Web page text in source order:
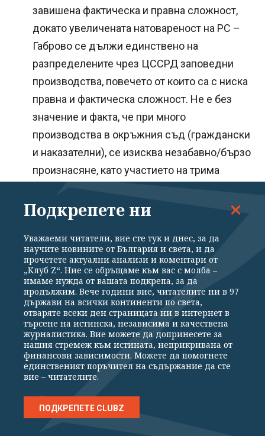
завишена фактическа и правна сложност,
докато увеличената натовареност на РС –
Габрово се дължи единствено на
разпределените чрез ЦССРД заповедни
производства, повечето от които са с ниска
правна и фактическа сложност. Не е без
значение и факта, че при много
производства в окръжния съд (граждански
и наказателни), се изисква незабавно/бързо
произнасяне, като участието на трима
работата на още трима граждански съдии,
както и да участват и в наказателни
производства, би довело да влошаване на
качеството и срочността на работата.
Наред с всичко гореизложено, към
настоящия момент кадровата обезпеченост
на районните съдилища в Габровски
съдебен окръг не позволява командироване
на съдия от друг районен съд, различен от
Районен съд – Габрово, защото:
- Районен съд – Севлиево – поради
Подкрепете ни
Уважаеми читатели, вие сте тук и днес, за да
научите новините от България и света, и да
прочетете актуални анализи и коментари от
„Клуб Z“. Ние се обръщаме към вас с молба –
имаме нужда от вашата подкрепа, за да
продължим. Вече години вие, читателите ни в 97
държави на всички континенти по света,
отваряте всеки ден страницата ни в интернет в
търсене на истинска, независима и качествена
журналистика. Вие можете да допринесете за
нашия стремеж към истината, неприкривана от
финансови зависимости. Можете да помогнете
единственият поръчител на съдържание да сте
вие – читателите.
ПОДКРЕПЕТЕ CLUBZ